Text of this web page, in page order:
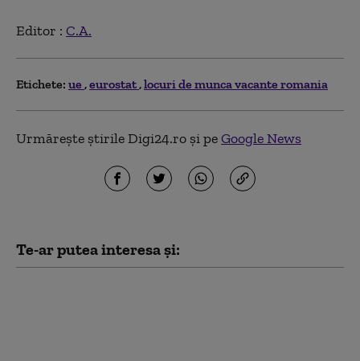
Editor : C.A.
Etichete: ue eurostat locuri de munca vacante romania
Urmărește știrile Digi24.ro și peGoogle News
Te-ar putea interesa și: